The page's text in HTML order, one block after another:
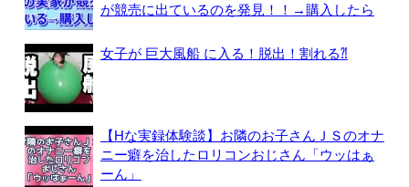
が競売に出ているのを発見！！→購入したら
女子が 巨大風船 に入る！脱出！割れる⁈
【Hな実録体験談】お隣のお子さんＪＳのオナ
ニー癖を治したロリコンおじさん「ウッはぁ
ーん」